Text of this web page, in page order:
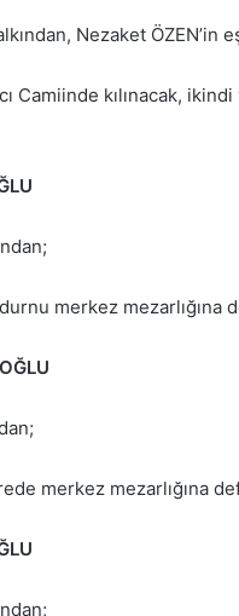
Nezaket ÖZEN’in
Camiinde kılınacak,
merkez mezarlığına
merkez mezarlığına